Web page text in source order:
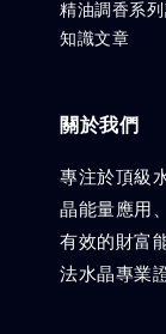
精油調香系
知識文章
關於我們
專注於頂級
晶能量應用
有效的財富
法水晶專業